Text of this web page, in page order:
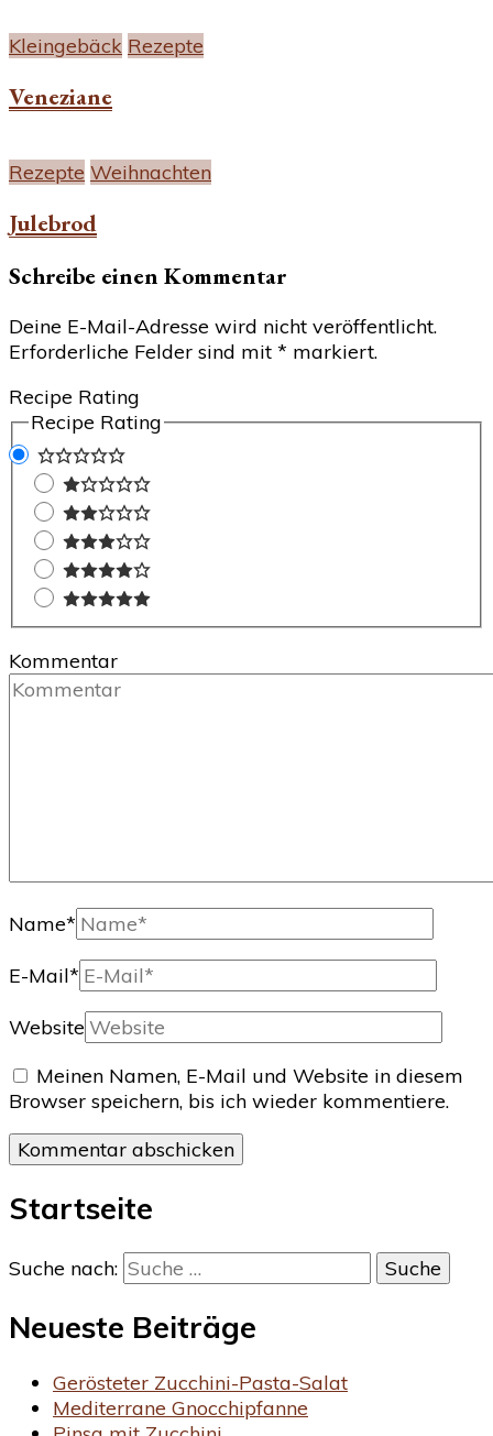
Kleingebäck Rezepte
Veneziane
Rezepte Weihnachten
Julebrod
Schreibe einen Kommentar
Deine E-Mail-Adresse wird nicht veröffentlicht.
Erforderliche Felder sind mit * markiert.
Recipe Rating
Recipe Rating
Kommentar
Name*
E-Mail*
Website
Meinen Namen, E-Mail und Website in diesem
Browser speichern, bis ich wieder kommentiere.
Startseite
Suche nach:
Neueste Beiträge
Gerösteter Zucchini-Pasta-Salat
Mediterrane Gnocchipfanne